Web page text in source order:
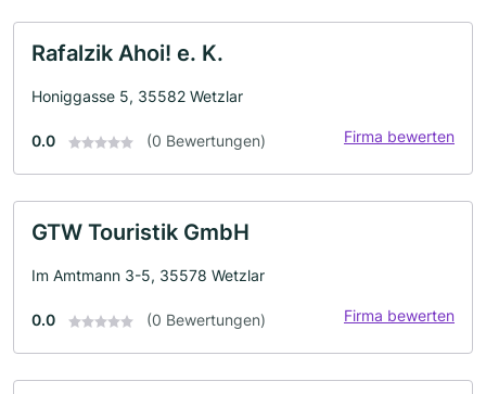
Rafalzik Ahoi! e. K.
Honiggasse 5, 35582 Wetzlar
0.0 (0 Bewertungen) Firma bewerten
GTW Touristik GmbH
Im Amtmann 3-5, 35578 Wetzlar
0.0 (0 Bewertungen) Firma bewerten